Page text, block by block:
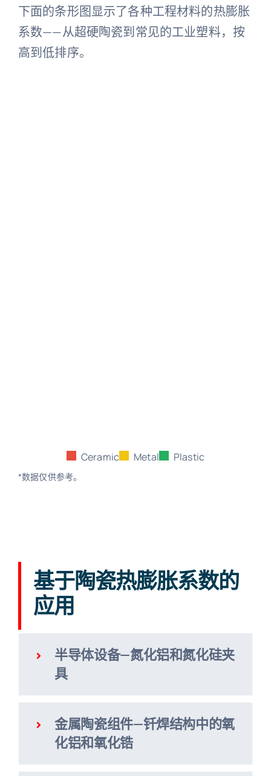
下面的条形图显示了各种工程材料的热膨胀
系数——从超硬陶瓷到常见的工业塑料，按
高到低排序。
Ceramic Metal Plastic
*数据仅供参考。
基于陶瓷热膨胀系数的
应用
半导体设备—氮化铝和氮化硅夹
具
金属陶瓷组件—钎焊结构中的氧
化铝和氧化锆